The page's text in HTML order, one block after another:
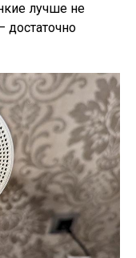
лучше не
достаточно